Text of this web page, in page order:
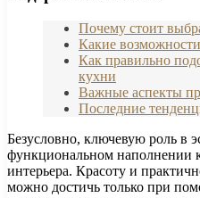
Почему стоит
Какие
Как правильно
кухни
Важные аспекты
Последние
Безусловно, ключевую роль в
функциональном наполнении
интерьера. Красоту и
можно достичь только при